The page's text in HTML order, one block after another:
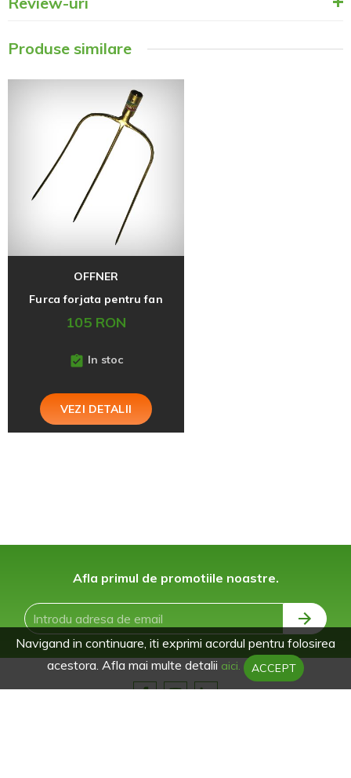
Produse similare
OFFNER
Furca forjata pentru fan
105 RON
In stoc
VEZI DETALII
Afla primul de promotiile noastre.
Navigand in continuare, iti exprimi acordul pentru folosirea
acestora. Afla mai multe detalii aici. ACCEPT